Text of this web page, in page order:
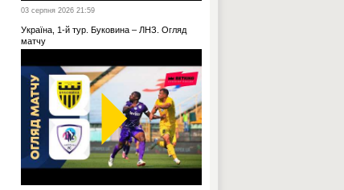
03 серпня 2026 21:59
Україна, 1-й тур. Буковина – ЛНЗ. Огляд
матчу